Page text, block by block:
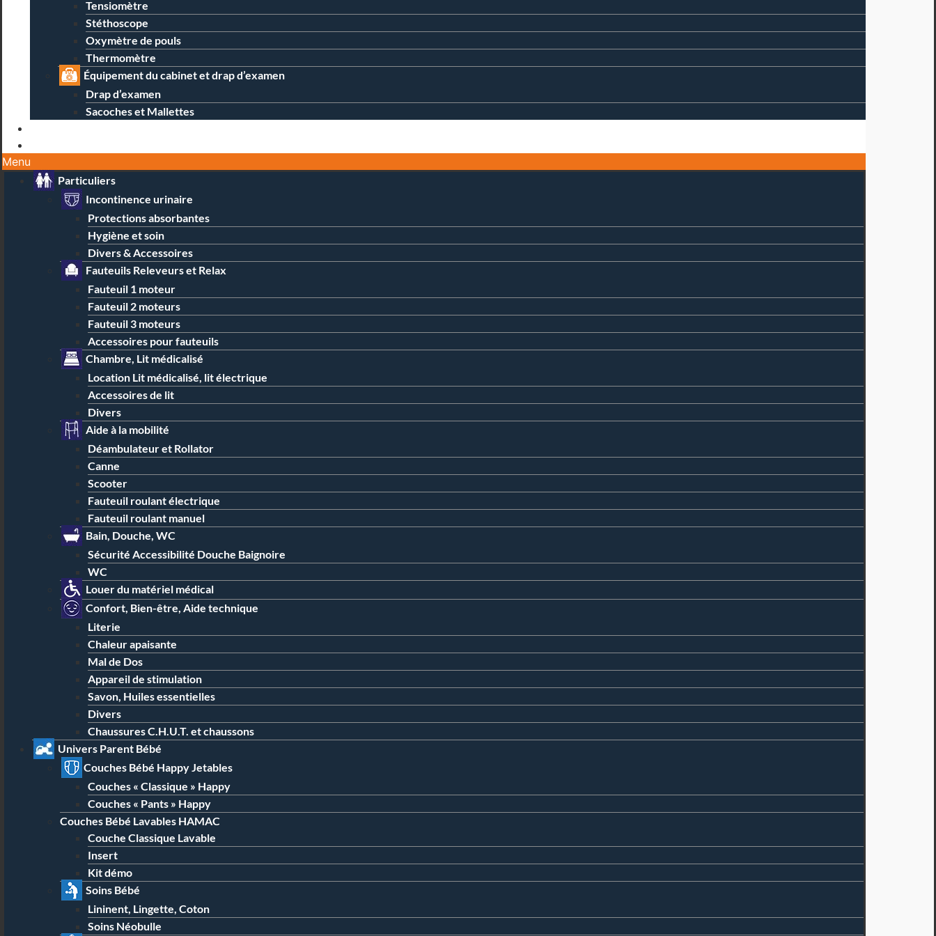
Tensiomètre
Stéthoscope
Oxymètre de pouls
Thermomètre
Équipement du cabinet et drap d’examen
Drap d’examen
Sacoches et Mallettes
Menu
Particuliers
Incontinence urinaire
Protections absorbantes
Hygiène et soin
Divers & Accessoires
Fauteuils Releveurs et Relax
Fauteuil 1 moteur
Fauteuil 2 moteurs
Fauteuil 3 moteurs
Accessoires pour fauteuils
Chambre, Lit médicalisé
Location Lit médicalisé, lit électrique
Accessoires de lit
Divers
Aide à la mobilité
Déambulateur et Rollator
Canne
Scooter
Fauteuil roulant électrique
Fauteuil roulant manuel
Bain, Douche, WC
Sécurité Accessibilité Douche Baignoire
WC
Louer du matériel médical
Confort, Bien-être, Aide technique
Literie
Chaleur apaisante
Mal de Dos
Appareil de stimulation
Savon, Huiles essentielles
Divers
Chaussures C.H.U.T. et chaussons
Univers Parent Bébé
Couches Bébé Happy Jetables
Couches « Classique » Happy
Couches « Pants » Happy
Couches Bébé Lavables HAMAC
Couche Classique Lavable
Insert
Kit démo
Soins Bébé
Lininent, Lingette, Coton
Soins Néobulle